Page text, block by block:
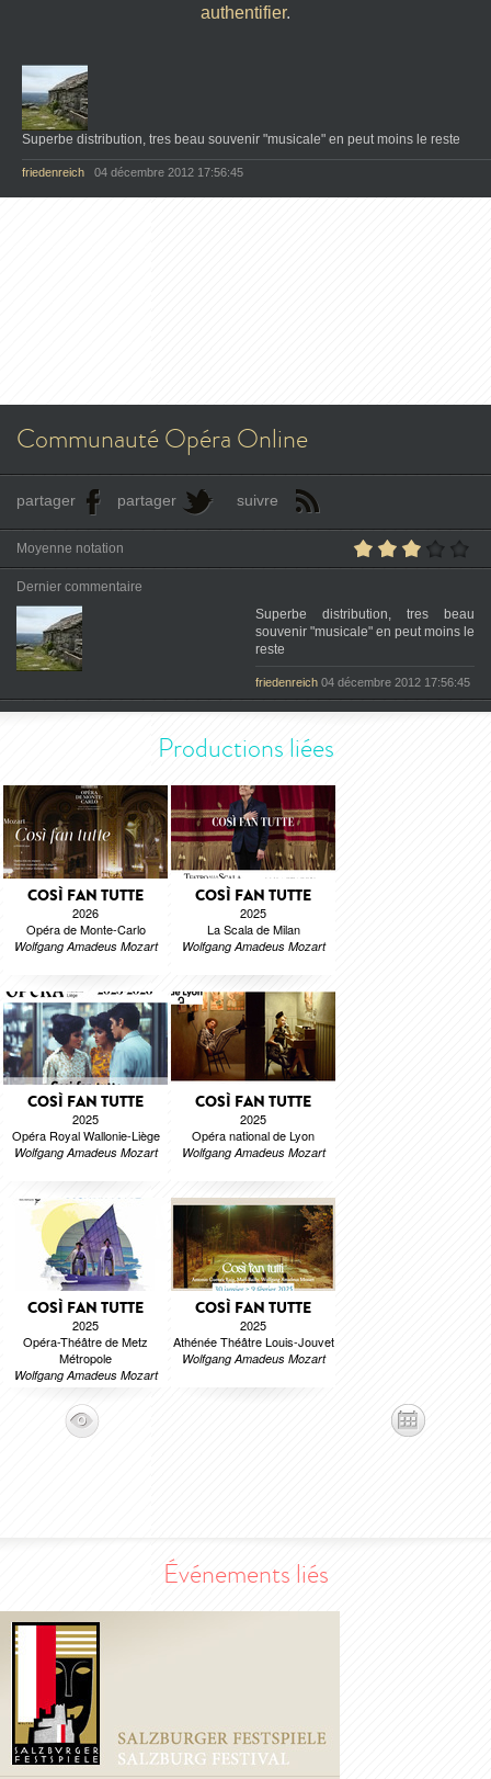
authentifier.
Superbe distribution, tres beau souvenir "musicale" en peut moins le reste
friedenreich 04 décembre 2012 17:56:45
Communauté Opéra Online
partager partager suivre
Moyenne notation
Dernier commentaire
Superbe distribution, tres beau
souvenir "musicale" en peut moins le
reste
friedenreich 04 décembre 2012 17:56:45
Productions liées
COSÌ FAN TUTTE
2026
Opéra de Monte-Carlo
Wolfgang Amadeus Mozart
COSÌ FAN TUTTE
2025
La Scala de Milan
Wolfgang Amadeus Mozart
COSÌ FAN TUTTE
2025
Opéra Royal Wallonie-Liège
Wolfgang Amadeus Mozart
COSÌ FAN TUTTE
2025
Opéra national de Lyon
Wolfgang Amadeus Mozart
COSÌ FAN TUTTE
2025
Opéra-Théâtre de Metz
Métropole
Wolfgang Amadeus Mozart
COSÌ FAN TUTTE
2025
Athénée Théâtre Louis-Jouvet
Wolfgang Amadeus Mozart
Événements liés